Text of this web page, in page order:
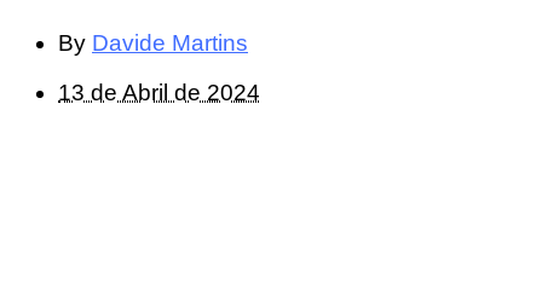
By Davide Martins
13 de Abril de 2024